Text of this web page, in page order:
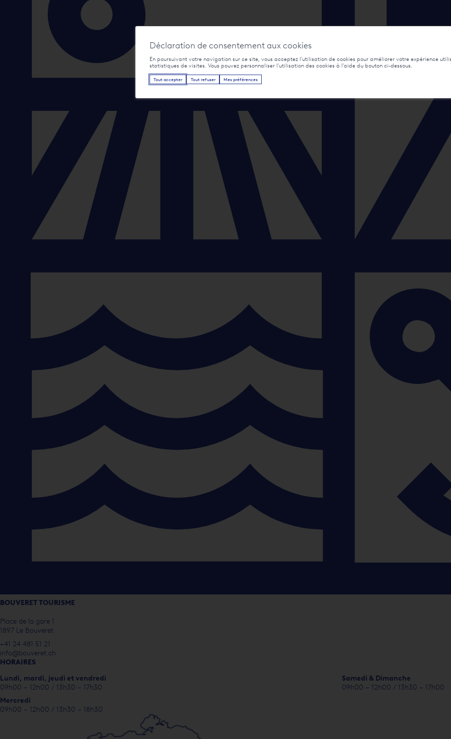
BOUVERET TOURISME
Place de la gare 1
1897 Le Bouveret
+41 24 481 51 21
info@bouveret.ch
HORAIRES
Lundi, mardi, jeudi et vendredi
09h00 – 12h00 / 13h30 – 17h30
Mercredi
09h00 – 12h00 / 13h30 – 18h30
Samedi & Dimanche
09h00 – 12h00 / 13h30 – 17h00
Déclaration de consentement aux cookies
En poursuivant votre navigation sur ce site, vous acceptez l'utilisation de cookies pour améliorer votre expérience
statistiques de visites. Vous pouvez personnaliser l'utilisation des cookies à l'aide du bouton ci-dessous.
Tout accepter Tout refuser Mes préférences